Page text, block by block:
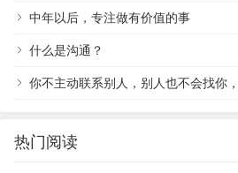
中年以后，专注做有价值的事
什么是沟通？
你不主动联系别人，别人也不会找你
热门阅读